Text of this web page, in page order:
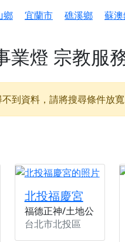
【桃園慈善宮(天公廟)】中元
【桃園龜山 慈恩宮】瑤池金
【桃園龜山 慈恩宮】丙午年
【新北八里 紫德宮】丙午年
【台北北投金虎爺會】父親
【新北八里 紫德宮】父親節
【桃園新屋 深圳玄天宮】農
【桃園新屋 深圳玄天宮】
【桃園慈善宮(天公廟)】虎
歡迎友廟長官、小編加入我
歡迎信眾分享您前往廟宇的
鄉 宜蘭市 礁溪鄉 蘇
業燈 宗教服
到資料，請將搜尋條件放寬
北投福慶宮
福德正神/土地公
台北市北投區